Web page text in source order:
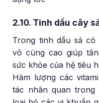
2.10. Tinh dầu cây
Trong tinh dầu sả
vô cùng cao giúp
sức khỏe của hệ tiêu
Hàm lượng các
tác nhân quan trong